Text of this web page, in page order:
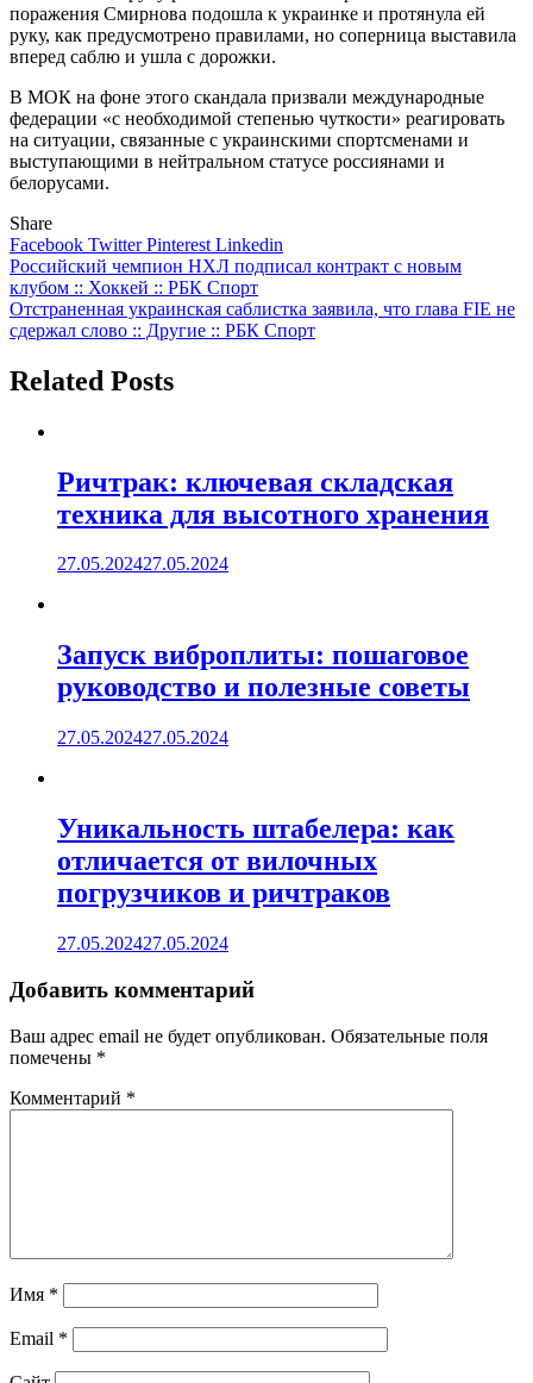
поражения Смирнова подошла к украинке и протянула ей
руку, как предусмотрено правилами, но соперница выставила
вперед саблю и ушла с дорожки.
В МОК на фоне этого скандала призвали международные
федерации «с необходимой степенью чуткости» реагировать
на ситуации, связанные с украинскими спортсменами и
выступающими в нейтральном статусе россиянами и
белорусами.
Share
Facebook TwitterPinterest Linkedin
Навигация
по
записям
Российский чемпион НХЛ подписал контракт с новым
клубом :: Хоккей :: РБК Спорт
Отстраненная украинская саблистка заявила, что глава FIE не
сдержал слово :: Другие :: РБК Спорт
Related Posts
Ричтрак: ключевая складская
техника для высотного хранения
27.05.202427.05.2024
Запуск виброплиты: пошаговое
руководство и полезные советы
27.05.202427.05.2024
Уникальность штабелера: как
отличается от вилочных
погрузчиков и ричтраков
27.05.202427.05.2024
Добавить комментарий
Ваш адрес email не будет опубликован. Обязательные поля
помечены *
Комментарий *
Имя *
Email *